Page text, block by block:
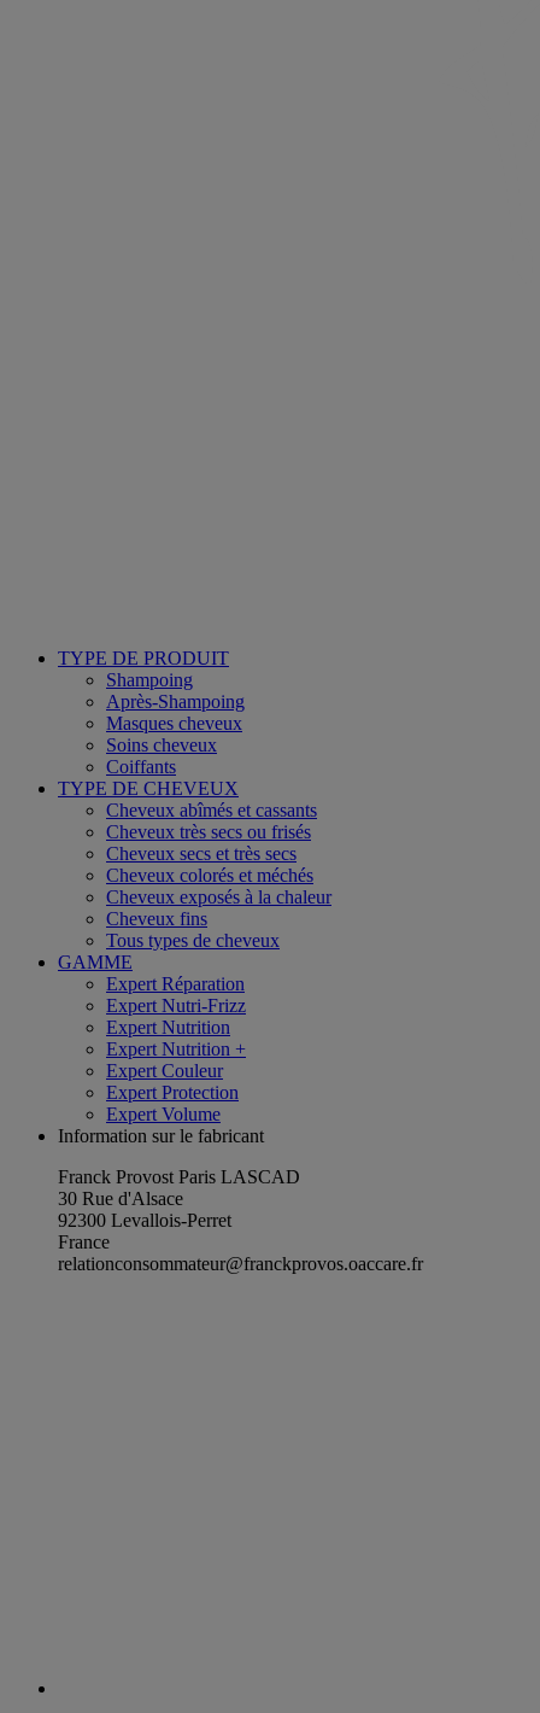
TYPE DE PRODUIT
Shampoing
Après-Shampoing
Masques cheveux
Soins cheveux
Coiffants
TYPE DE CHEVEUX
Cheveux abîmés et cassants
Cheveux très secs ou frisés
Cheveux secs et très secs
Cheveux colorés et méchés
Cheveux exposés à la chaleur
Cheveux fins
Tous types de cheveux
GAMME
Expert Réparation
Expert Nutri-Frizz
Expert Nutrition
Expert Nutrition +
Expert Couleur
Expert Protection
Expert Volume
Information sur le fabricant
Franck Provost Paris LASCAD
30 Rue d'Alsace
92300 Levallois-Perret
France
relationconsommateur@franckprovos.oaccare.fr